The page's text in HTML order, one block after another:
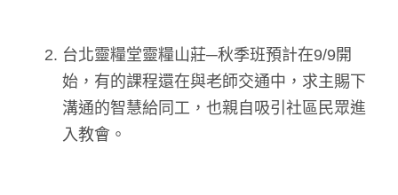
台北靈糧堂靈糧山莊─秋季班預計在9/9開
始，有的課程還在與老師交通中，求主賜下
溝通的智慧給同工，也親自吸引社區民眾進
入教會。